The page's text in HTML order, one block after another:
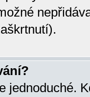
jednoduché.